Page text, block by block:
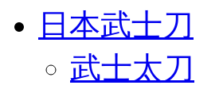
日本武士刀
武士太刀